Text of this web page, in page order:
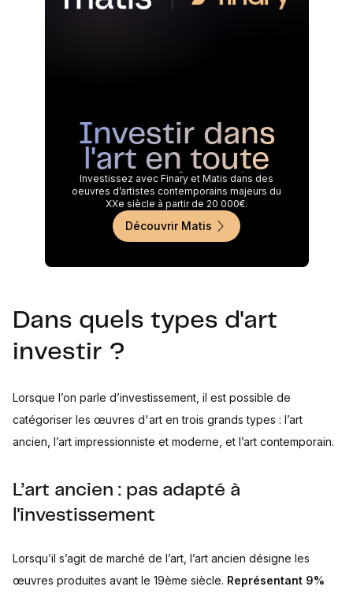
Investir dans
l'art en toute
simplicité
Investissez avec Finary et Matis dans des
oeuvres d’artistes contemporains majeurs du
XXe siècle à partir de 20 000€.
Découvrir Matis
Dans quels types d'art
investir ?
Lorsque l’on parle d’investissement, il est possible de
catégoriser les œuvres d'art en trois grands types : l’art
ancien, l’art impressionniste et moderne, et l’art contemporain.
L’art ancien : pas adapté à
l'investissement
Lorsqu’il s’agit de marché de l’art, l’art ancien désigne les
œuvres produites avant le 19ème siècle. Représentant 9%